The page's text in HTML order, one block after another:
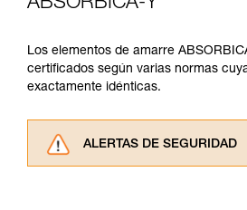
Los elementos de amarre
certificados según varias normas
exactamente idénticas.
ALERTAS DE SEGURIDAD